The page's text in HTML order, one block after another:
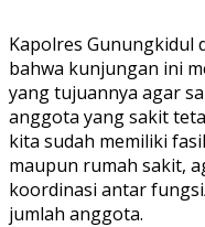
Kapolres Gunungkidul
bahwa kunjungan ini
yang tujuannya agar
anggota yang sakit
kita sudah memiliki
maupun rumah sakit,
koordinasi antar
jumlah anggota.